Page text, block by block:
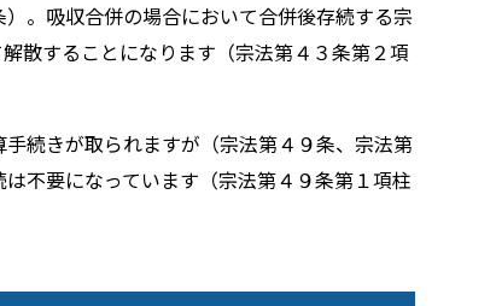
。吸収合併の場合において合併後存続する宗
散することになります（宗法第４３条第２項
続きが取られますが（宗法第４９条、宗法第
不要になっています（宗法第４９条第１項柱